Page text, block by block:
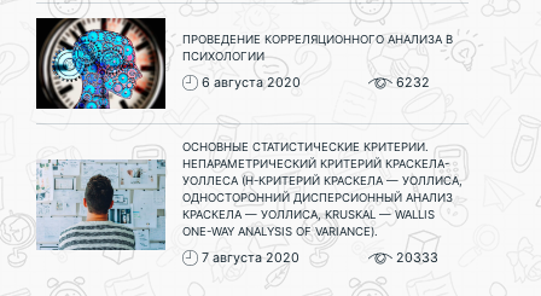
ПРОВЕДЕНИЕ КОРРЕЛЯЦИОННОГО АНАЛИЗА В
ПСИХОЛОГИИ
6 августа 2020 6232
ОСНОВНЫЕ СТАТИСТИЧЕСКИЕ КРИТЕРИИ.
НЕПАРАМЕТРИЧЕСКИЙ КРИТЕРИЙ КРАСКЕЛА-
УОЛЛЕСА (H-КРИТЕРИЙ КРАСКЕЛА — УОЛЛИСА,
ОДНОСТОРОННИЙ ДИСПЕРСИОННЫЙ АНАЛИЗ
КРАСКЕЛА — УОЛЛИСА, KRUSKAL — WALLIS
ONE-WAY ANALYSIS OF VARIANCE).
7 августа 2020 20333